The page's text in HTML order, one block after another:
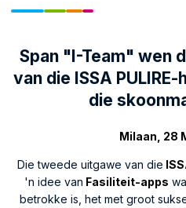
Span "I-Team" wen
van die ISSA
die
Milaan, 28
Die tweede uitgawe van die
'n idee van Fasiliteit-apps
betrokke is, het met groot